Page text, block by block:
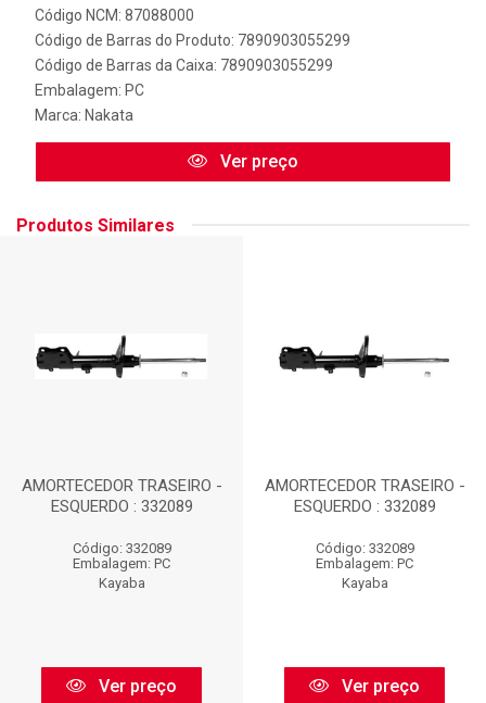
Código NCM: 87088000
Código de Barras do Produto: 7890903055299
Código de Barras da Caixa: 7890903055299
Embalagem: PC
Marca: Nakata
Ver preço
Produtos Similares
AMORTECEDOR TRASEIRO -
ESQUERDO : 332089
Código: 332089
Embalagem: PC
Kayaba
Ver preço
AMORTECEDOR TRASEIRO -
ESQUERDO : 332089
Código: 332089
Embalagem: PC
Kayaba
Ver preço